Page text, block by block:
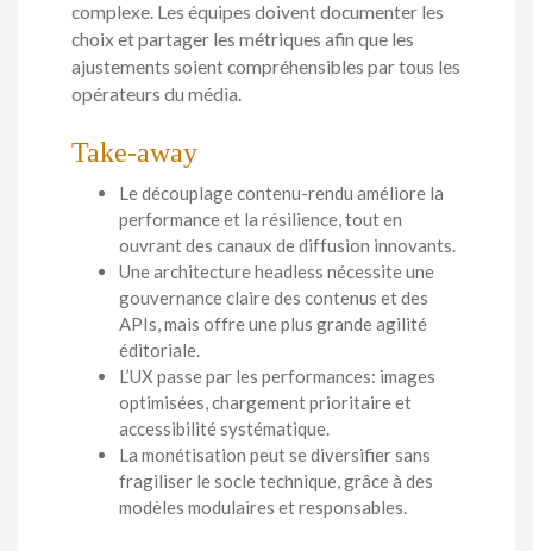
complexe. Les équipes doivent documenter les
choix et partager les métriques afin que les
ajustements soient compréhensibles par tous les
opérateurs du média.
Take-away
Le découplage contenu-rendu améliore la
performance et la résilience, tout en
ouvrant des canaux de diffusion innovants.
Une architecture headless nécessite une
gouvernance claire des contenus et des
APIs, mais offre une plus grande agilité
éditoriale.
L’UX passe par les performances: images
optimisées, chargement prioritaire et
accessibilité systématique.
La monétisation peut se diversifier sans
fragiliser le socle technique, grâce à des
modèles modulaires et responsables.